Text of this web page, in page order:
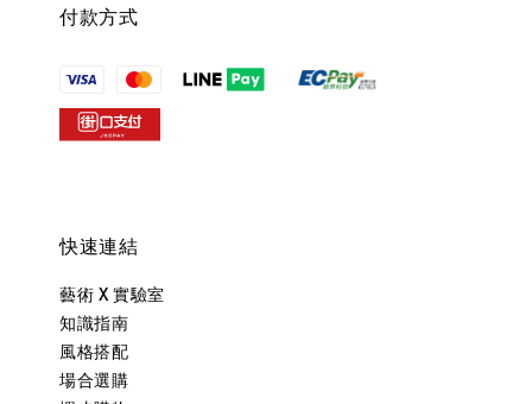
付款方式
快速連結
藝術 X 實驗室
知識指南
風格搭配
場合選購